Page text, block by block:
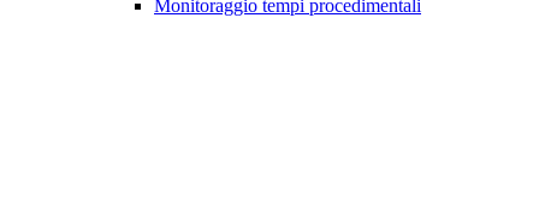
Monitoraggio tempi procedimentali